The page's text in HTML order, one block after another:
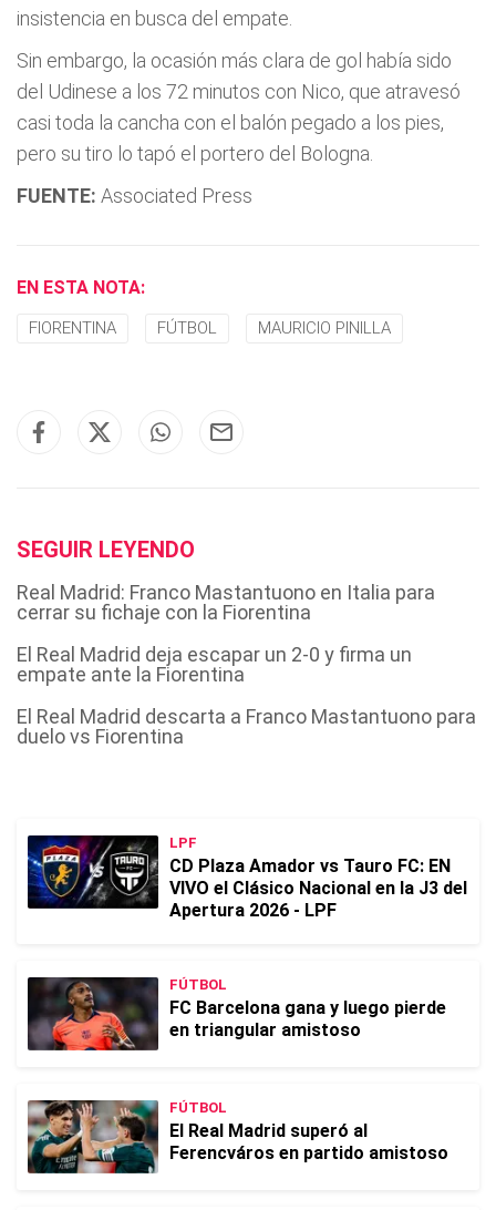
insistencia en busca del empate.
Sin embargo, la ocasión más clara de gol había sido
del Udinese a los 72 minutos con Nico, que atravesó
casi toda la cancha con el balón pegado a los pies,
pero su tiro lo tapó el portero del Bologna.
FUENTE: Associated Press
EN ESTA NOTA:
FIORENTINA FÚTBOL MAURICIO PINILLA
SEGUIR LEYENDO
Real Madrid: Franco Mastantuono en Italia para
cerrar su fichaje con la Fiorentina
El Real Madrid deja escapar un 2-0 y firma un
empate ante la Fiorentina
El Real Madrid descarta a Franco Mastantuono para
duelo vs Fiorentina
LPF
CD Plaza Amador vs Tauro FC: EN
VIVO el Clásico Nacional en la J3 del
Apertura 2026 - LPF
FÚTBOL
FC Barcelona gana y luego pierde
en triangular amistoso
FÚTBOL
El Real Madrid superó al
Ferencváros en partido amistoso